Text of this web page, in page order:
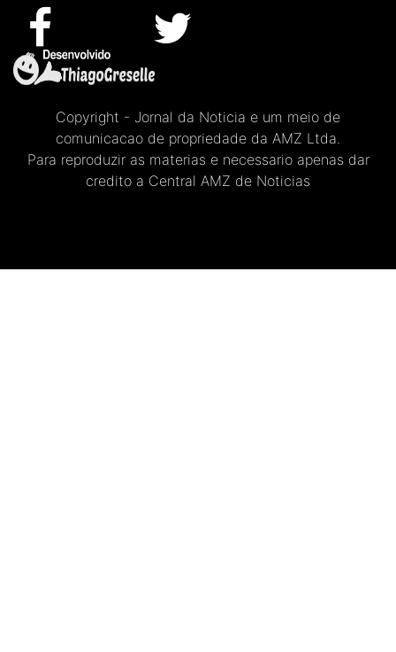
Copyright - Jornal da Noticia e um meio de
comunicacao de propriedade da AMZ Ltda.
Para reproduzir as materias e necessario apenas dar
credito a Central AMZ de Noticias